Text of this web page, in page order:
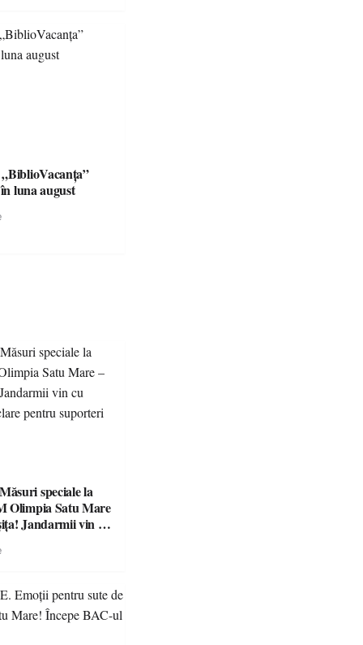
luna august
speciale la
Olimpia Satu Mare
Jandarmii vin cu